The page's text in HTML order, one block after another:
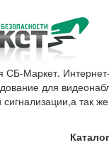
Маркет.
для
так
Каталог